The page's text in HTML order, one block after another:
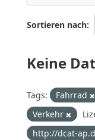
Sortieren nach
Keine
Tags: Fahrrad
Verkehr
http://dcat-